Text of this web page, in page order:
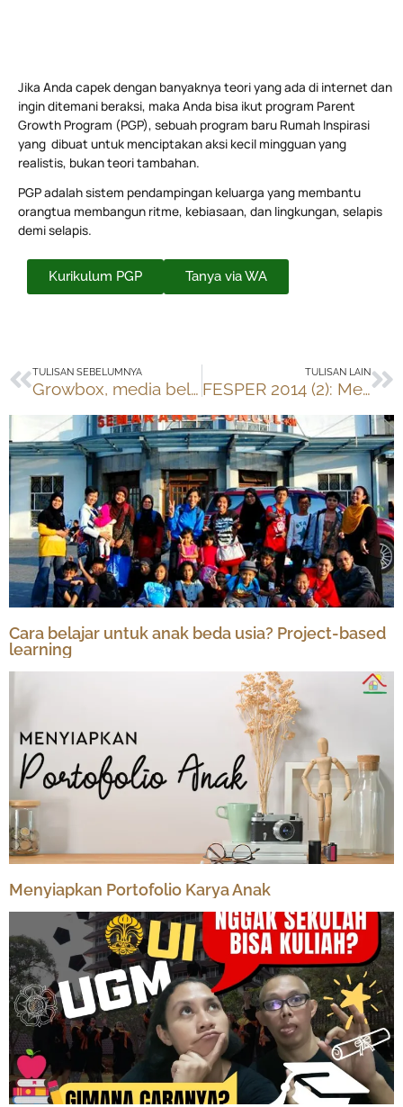
Jika Anda capek dengan banyaknya teori yang ada di internet dan
ingin ditemani beraksi, maka Anda bisa ikut program Parent
Growth Program (PGP), sebuah program baru Rumah Inspirasi
yang dibuat untuk menciptakan aksi kecil mingguan yang
realistis, bukan teori tambahan.
PGP adalah sistem pendampingan keluarga yang membantu
orangtua membangun ritme, kebiasaan, dan lingkungan, selapis
demi selapis.
Kurikulum PGP Tanya via WA
Prev
TULISAN SEBELUMNYA
Growbox, media belajar bertanam jamur
TULISAN LAIN
FESPER 2014 (2): Menikmati Salatiga
Cara belajar untuk anak beda usia? Project-based
learning
Menyiapkan Portofolio Karya Anak